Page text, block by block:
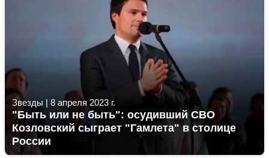
Звезды | 8 апреля 2023 г.
"Быть или не быть": осудивший СВО
Козловский сыграет "Гамлета" в столице
России